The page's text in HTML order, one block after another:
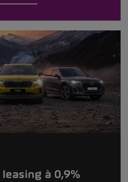
à 0,9%